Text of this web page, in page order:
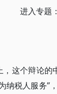
进入专题
，这个辩论的
纳税人服务”